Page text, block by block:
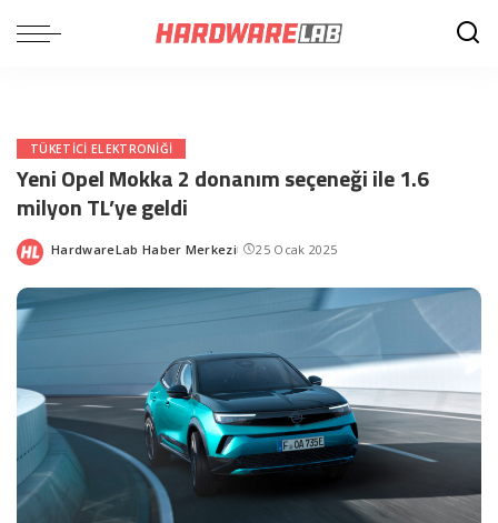
TÜKETICI ELEKTRONIĞI
Yeni Opel Mokka 2 donanım seçeneği ile 1.6
milyon TL’ye geldi
Posted
HardwareLab Haber Merkezi 25 Ocak 2025